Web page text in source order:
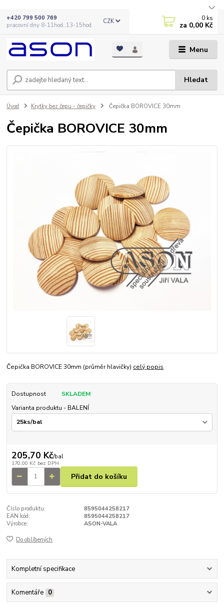
Menu
CZK
Hledat
+420 799 500 769
pracovní dny 8-11hod.,13-15hod.
0 ks
za 0,00 Kč
Úvod Krytky bez čepu - čepičky Čepička BOROVICE 30mm
Čepička BOROVICE 30mm
Čepička BOROVICE 30mm (průměr hlavičky) celý popis
Dostupnost
SKLADEM
Varianta produktu - BALENÍ
205,70 Kč/bal
170,00 Kč bez DPH
Přidat do košíku
Číslo produktu:
8595044258217
EAN kód:
8595044258217
Výrobce:
ASON-VALA
Do oblíbených
Kompletní specifikace
Komentáře 0